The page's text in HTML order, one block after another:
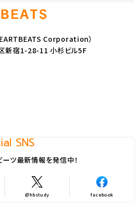
Corporation）
新宿1-28-11 小杉ビル5F
SNS
ーツ最新情報を発信中！
@hbstudy facebook